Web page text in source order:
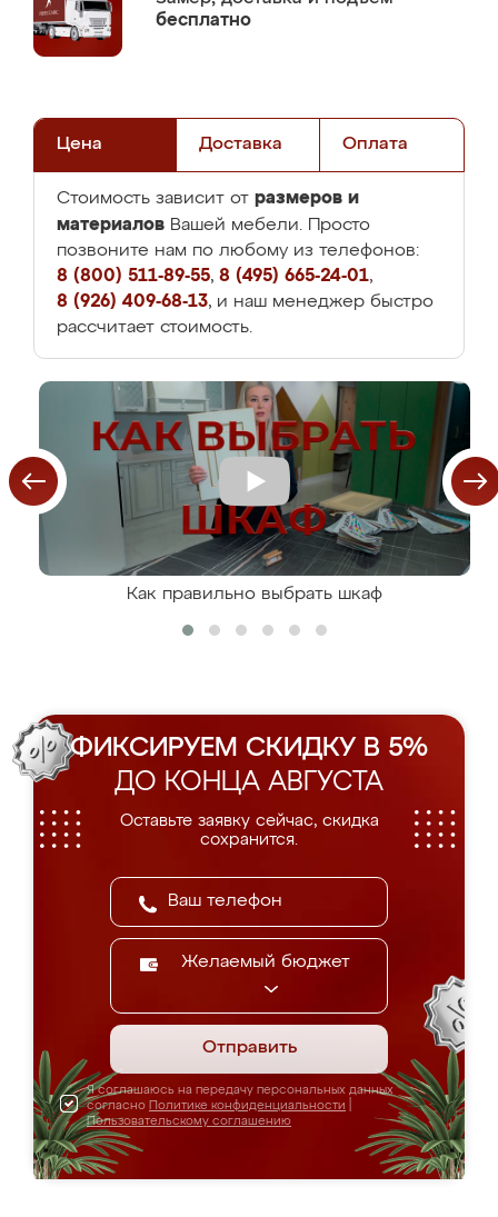
бесплатно
Цена Доставка Оплата
Стоимость зависит от размеров и
материалов Вашей мебели. Просто
позвоните нам по любому из телефонов:
8 (800) 511-89-55, 8 (495) 665-24-01,
8 (926) 409-68-13, и наш менеджер быстро
рассчитает стоимость.
Как правильно выбрать шкаф
ФИКСИРУЕМ СКИДКУ В 5%
ДО КОНЦА АВГУСТА
Оставьте заявку сейчас, скидка
сохранится.
Желаемый бюджет
Отправить
Я соглашаюсь на передачу персональных данных
согласно Политике конфиденциальности
Пользовательскому соглашению